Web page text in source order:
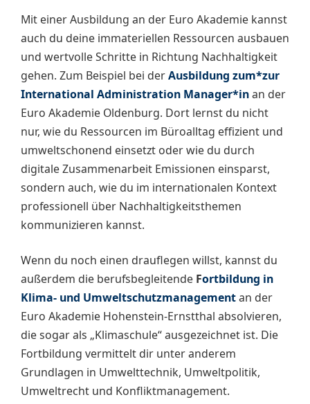
Mit einer Ausbildung an der Euro Akademie kannst
auch du deine immateriellen Ressourcen ausbauen
und wertvolle Schritte in Richtung Nachhaltigkeit
gehen. Zum Beispiel bei derAusbildung zum*zur
International Administration Manager*inan der
Euro Akademie Oldenburg. Dort lernst du nicht
nur, wie du Ressourcen im Büroalltag effizient und
umweltschonend einsetzt oder wie du durch
digitale Zusammenarbeit Emissionen einsparst,
sondern auch, wie du im internationalen Kontext
professionell über Nachhaltigkeitsthemen
kommunizieren kannst.
Wenn du noch einen drauflegen willst, kannst du
außerdem die berufsbegleitende Fortbildung in
Klima- und Umweltschutzmanagementan der
Euro Akademie Hohenstein-Ernstthal absolvieren,
die sogar als „Klimaschule“ ausgezeichnet ist. Die
Fortbildung vermittelt dir unter anderem
Grundlagen in Umwelttechnik, Umweltpolitik,
Umweltrecht und Konfliktmanagement.